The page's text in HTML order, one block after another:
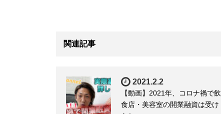
関連記事
2021.2.2
【動画】2021年、コロナ禍で飲
食店・美容室の開業融資は受け